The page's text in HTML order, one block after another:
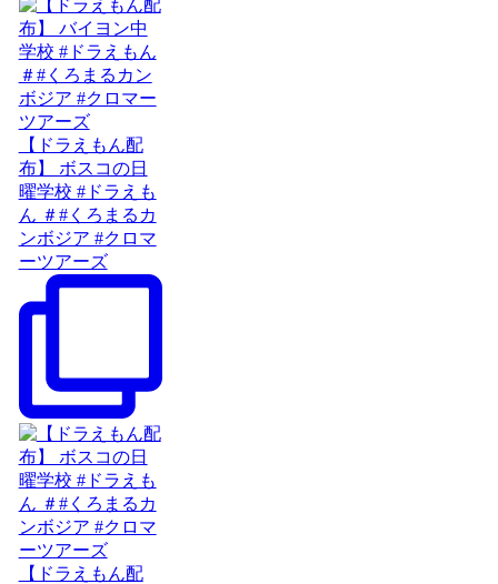
【ドラえもん配
布】 ボスコの日
曜学校 #ドラえも
ん ＃#くろまるカ
ンボジア #クロマ
ーツアーズ
【ドラえもん配